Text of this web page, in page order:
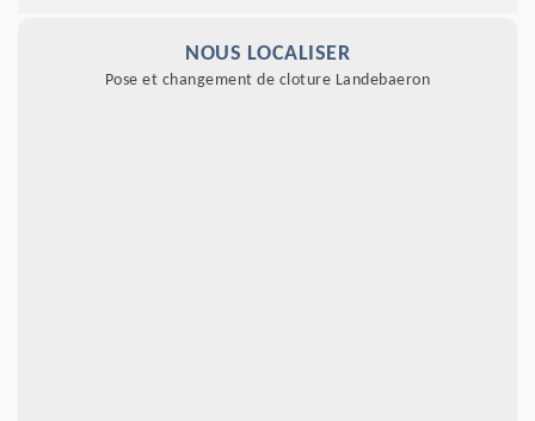
NOUS LOCALISER
Pose et changement de cloture Landebaeron